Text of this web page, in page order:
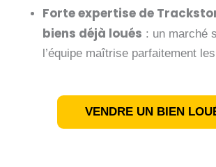
Forte expertise de
biens déjà loués : un marché
l’équipe maîtrise parfaitement
VENDRE UN BIEN